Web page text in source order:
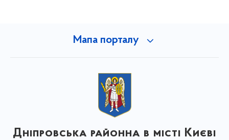
Мапа порталу
Дніпровська районна в місті Києві